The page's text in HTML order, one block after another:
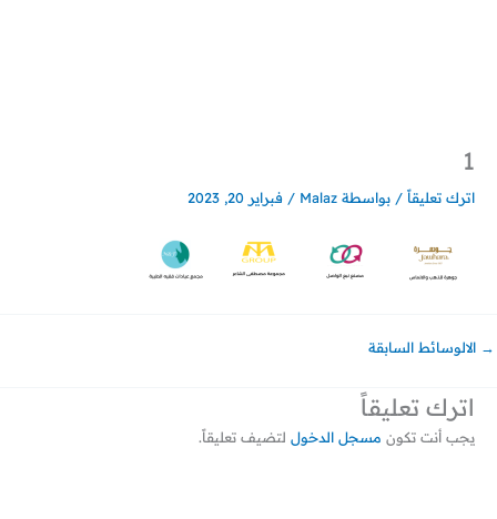
1
اترك تعليقاً / بواسطة Malaz
/ فبراير 20, 2023
→ الالوسائط السابقة
اترك تعليقاً
يجب أنت تكون مسجل الدخول لتضيف تعليقاً.